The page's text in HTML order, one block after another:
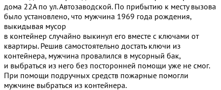
дома 22А по ул. Автозаводской. По прибытию к месту вызова
было установлено, что мужчина 1969 года рождения,
выкидывая мусор
в контейнер случайно выкинул его вместе с ключами от
квартиры. Решив самостоятельно достать ключи из
контейнера, мужчина провалился в мусорный бак,
и выбраться из него без посторонней помощи уже не смог.
При помощи подручных средств пожарные помогли
мужчине выбраться из контейнера.